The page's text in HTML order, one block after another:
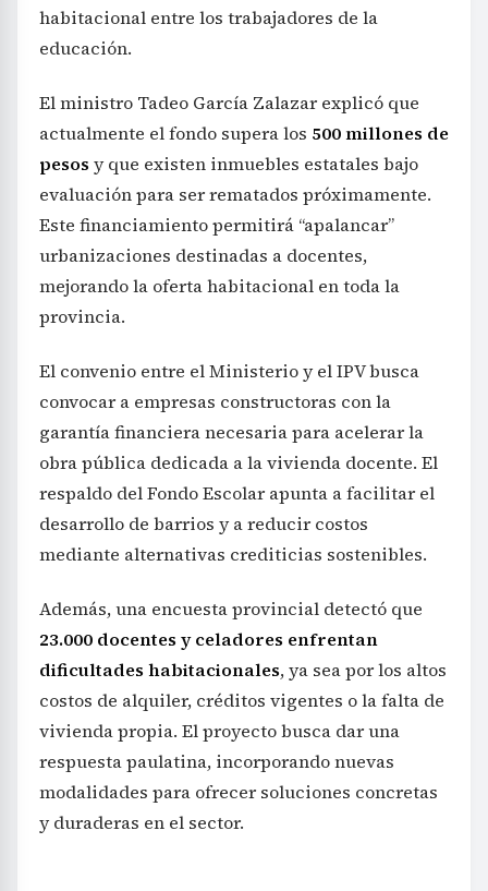
habitacional entre los trabajadores de la
educación.
El ministro Tadeo García Zalazar explicó que
actualmente el fondo supera los 500 millones de
pesos y que existen inmuebles estatales bajo
evaluación para ser rematados próximamente.
Este financiamiento permitirá “apalancar”
urbanizaciones destinadas a docentes,
mejorando la oferta habitacional en toda la
provincia.
El convenio entre el Ministerio y el IPV busca
convocar a empresas constructoras con la
garantía financiera necesaria para acelerar la
obra pública dedicada a la vivienda docente. El
respaldo del Fondo Escolar apunta a facilitar el
desarrollo de barrios y a reducir costos
mediante alternativas crediticias sostenibles.
Además, una encuesta provincial detectó que
23.000 docentes y celadores enfrentan
dificultades habitacionales, ya sea por los altos
costos de alquiler, créditos vigentes o la falta de
vivienda propia. El proyecto busca dar una
respuesta paulatina, incorporando nuevas
modalidades para ofrecer soluciones concretas
y duraderas en el sector.